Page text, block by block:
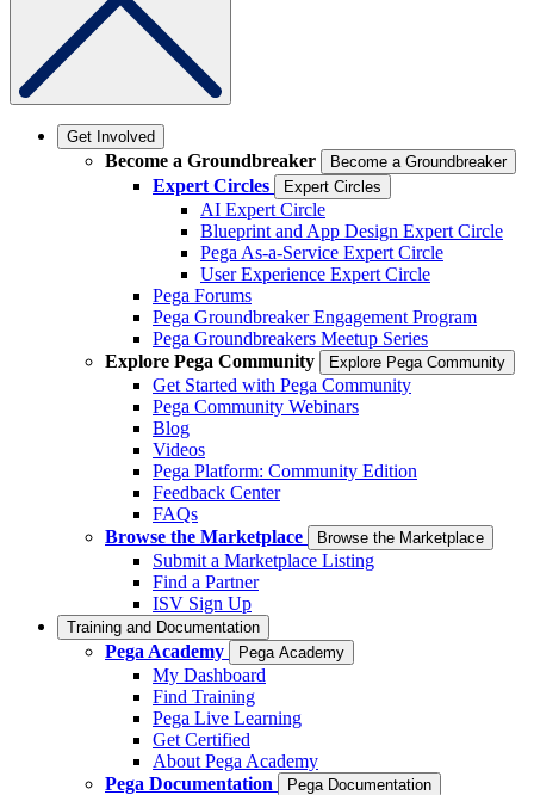
Get Involved
Become a Groundbreaker Become a Groundbreaker
Expert Circles Expert Circles
AI Expert Circle
Blueprint and App Design Expert Circle
Pega As-a-Service Expert Circle
User Experience Expert Circle
Pega Forums
Pega Groundbreaker Engagement Program
Pega Groundbreakers Meetup Series
Explore Pega Community
Explore Pega Community
Get Started with Pega Community
Pega Community Webinars
Blog
Videos
Pega Platform: Community Edition
Feedback Center
FAQs
Browse the Marketplace
Browse the Marketplace
Submit a Marketplace Listing
Find a Partner
ISV Sign Up
Training and Documentation
Pega Academy Pega Academy
My Dashboard
Find Training
Pega Live Learning
Get Certified
About Pega Academy
Pega Documentation
Pega Documentation